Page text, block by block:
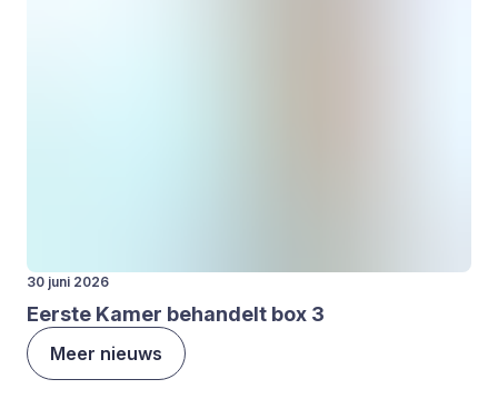
30 juni 2026
Eer­ste Kamer behan­delt box 3
Meer nieuws